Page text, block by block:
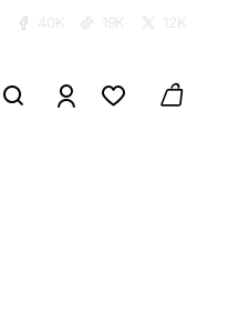
40K 19K 12K